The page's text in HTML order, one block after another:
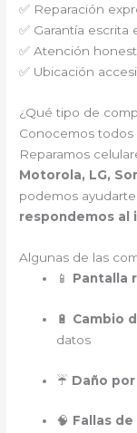
✅ Reparación
✅ Garantía escrita
✅ Atención
✅ Ubicación
¿Qué tipo de
Conocemos todos
Reparamos
Motorola, LG,
podemos ayudarte,
respondemos al
Algunas de las
📱 Pantalla
🔋 Cambio
datos
☔ Daño por
🧠 Fallas